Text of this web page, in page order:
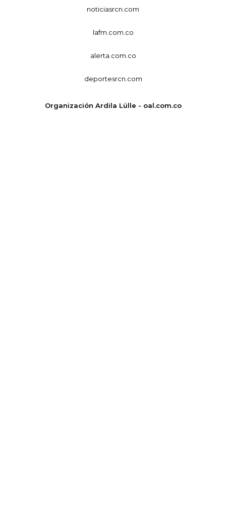
noticiasrcn.com
lafm.com.co
alerta.com.co
deportesrcn.com
Organización Ardila Lülle - oal.com.co